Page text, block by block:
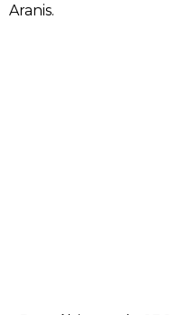
Aranis.